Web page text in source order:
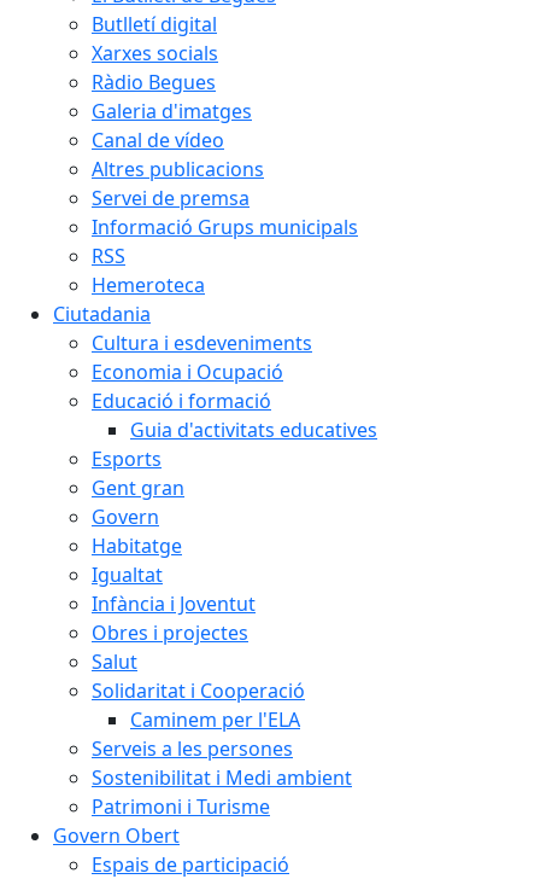
Butlletí digital
Xarxes socials
Ràdio Begues
Galeria d'imatges
Canal de vídeo
Altres publicacions
Servei de premsa
Informació Grups municipals
RSS
Hemeroteca
Ciutadania
Cultura i esdeveniments
Economia i Ocupació
Educació i formació
Guia d'activitats educatives
Esports
Gent gran
Govern
Habitatge
Igualtat
Infància i Joventut
Obres i projectes
Salut
Solidaritat i Cooperació
Caminem per l'ELA
Serveis a les persones
Sostenibilitat i Medi ambient
Patrimoni i Turisme
Govern Obert
Espais de participació